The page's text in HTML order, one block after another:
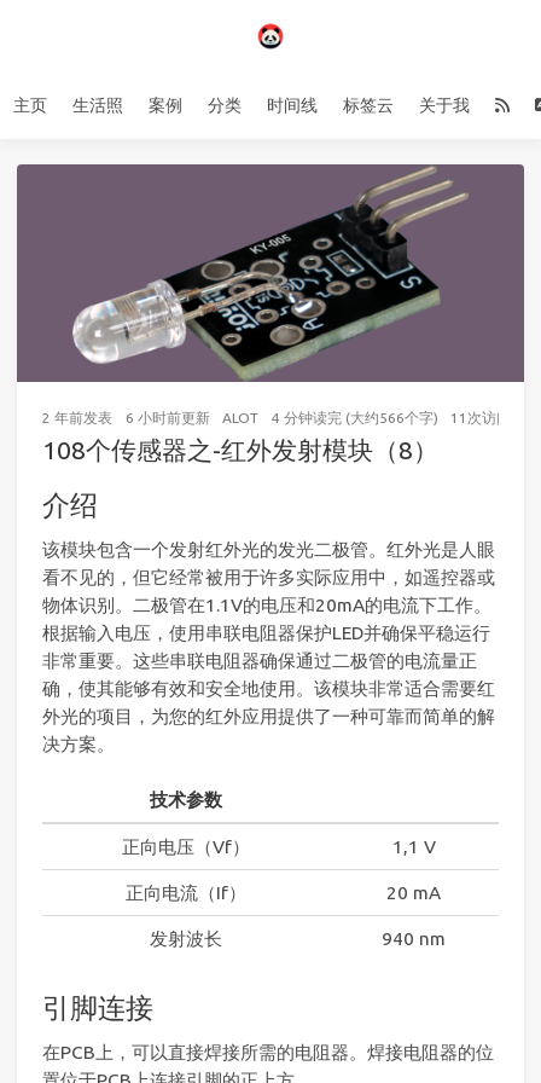
主页 生活照 案例 分类 时间线 标签云 关于我
2 年前发表 6 小时前更新 ALOT 4 分钟读完 (大约566个字) 11 次访问
108个传感器之-红外发射模块（8）
介绍
该模块包含一个发射红外光的发光二极管。红外光是人眼
看不见的，但它经常被用于许多实际应用中，如遥控器或
物体识别。二极管在1.1V的电压和20mA的电流下工作。
根据输入电压，使用串联电阻器保护LED并确保平稳运行
非常重要。这些串联电阻器确保通过二极管的电流量正
确，使其能够有效和安全地使用。该模块非常适合需要红
外光的项目，为您的红外应用提供了一种可靠而简单的解
决方案。
技术参数
正向电压（Vf） 1,1 V
正向电流（If） 20 mA
发射波长 940 nm
引脚连接
在PCB上，可以直接焊接所需的电阻器。焊接电阻器的位